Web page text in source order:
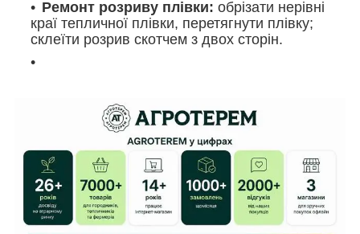
Ремонт розриву плівки: обрізати нерівні
краї тепличної плівки, перетягнути плівку;
склеїти розрив скотчем з двох сторін.